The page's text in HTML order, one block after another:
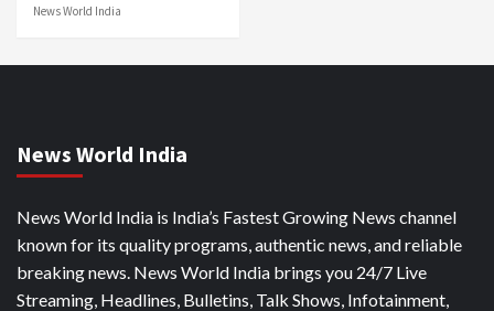
News World India
News World India
News World India is India’s Fastest Growing News channel
known for its quality programs, authentic news, and reliable
breaking news. News World India brings you 24/7 Live
Streaming, Headlines, Bulletins, Talk Shows, Infotainment,